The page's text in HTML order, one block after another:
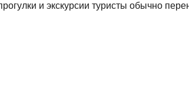
и экскурсии туристы обычно